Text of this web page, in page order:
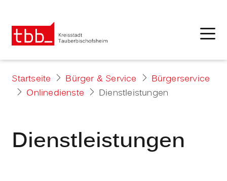
Startseite Bürger & Service
Bürgerservice
Onlinedienste
Dienstleistungen
Dienstleistungen